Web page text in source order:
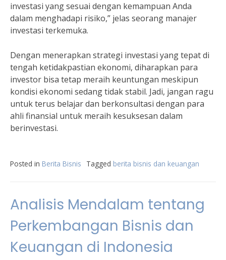
investasi yang sesuai dengan kemampuan Anda
dalam menghadapi risiko,” jelas seorang manajer
investasi terkemuka.
Dengan menerapkan strategi investasi yang tepat di
tengah ketidakpastian ekonomi, diharapkan para
investor bisa tetap meraih keuntungan meskipun
kondisi ekonomi sedang tidak stabil. Jadi, jangan ragu
untuk terus belajar dan berkonsultasi dengan para
ahli finansial untuk meraih kesuksesan dalam
berinvestasi.
Posted in Berita Bisnis Tagged berita bisnis dan keuangan
Analisis Mendalam tentang
Perkembangan Bisnis dan
Keuangan di Indonesia